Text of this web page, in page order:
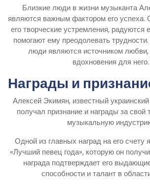
Близкие люди в жизни музыканта
являются важным фактором его
его творческие устремления, радуются
помогают ему преодолевать
люди являются источником
вдохновения для него.
Награды и
Алексей Экимян, известный
получал признание и награды за свой
музыкальную
Одной из главных наград на его счету
«Лучший певец года», которую он
награда подтверждает его
способности и талант в